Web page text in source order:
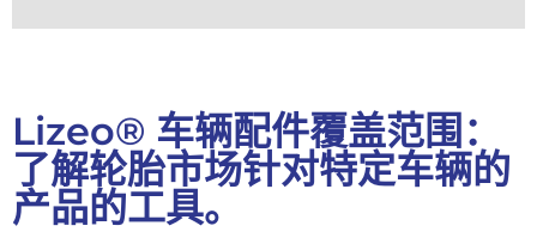
Lizeo® 车辆配件覆盖范围：
了解轮胎市场针对特定车辆的
产品的工具。